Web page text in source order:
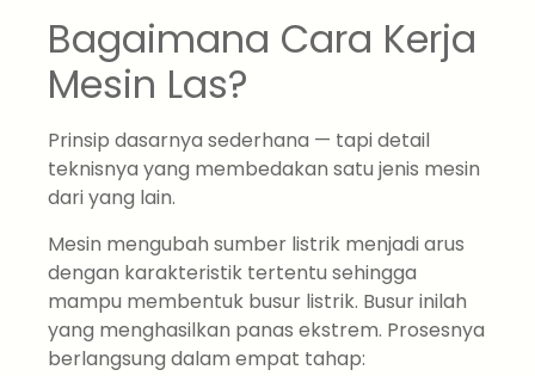
Bagaimana Cara Kerja
Mesin Las?
Prinsip dasarnya sederhana — tapi detail
teknisnya yang membedakan satu jenis mesin
dari yang lain.
Mesin mengubah sumber listrik menjadi arus
dengan karakteristik tertentu sehingga
mampu membentuk busur listrik. Busur inilah
yang menghasilkan panas ekstrem. Prosesnya
berlangsung dalam empat tahap: